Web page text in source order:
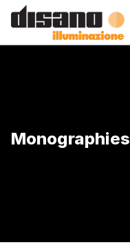
Monographies